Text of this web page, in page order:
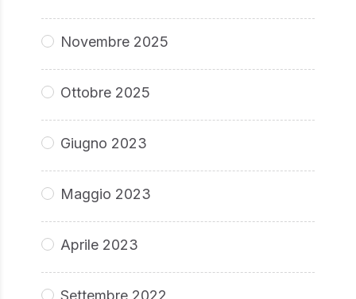
Novembre 2025
Ottobre 2025
Giugno 2023
Maggio 2023
Aprile 2023
Settembre 2022